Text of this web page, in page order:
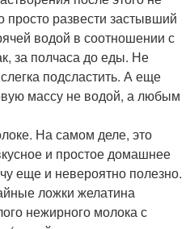
просто развести застывший
водой в соотношении с
за полчаса до еды. Не
подсластить. А еще
массу не водой, а любым
На самом деле, это
и простое домашнее
еще и невероятно полезно.
ложки желатина
нежирного молока с